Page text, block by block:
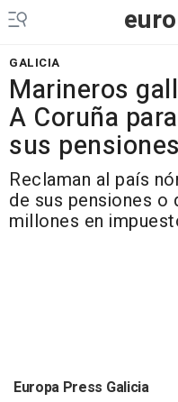
GALICIA
Marineros
A Coruña
sus pensiones
Reclaman al país
de sus pensiones o
millones en
Europa Press Galicia